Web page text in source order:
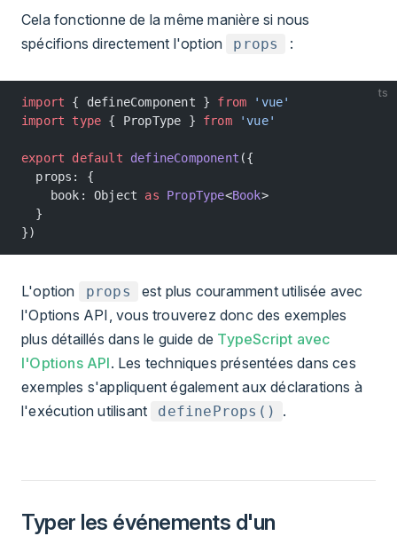
Cela fonctionne de la même manière si nous
spécifions directement l'option
props :
ts
import { defineComponent } from 'vue'
import type { PropType } from 'vue'
export default defineComponent ({
  props: {
    book: Object
as PropType<Book>
  }
})
L'option props
est plus couramment utilisée avec
l'Options API, vous trouverez donc des exemples
plus détaillés dans le guide de TypeScript avec
l'Options API. Les techniques présentées dans ces
exemples s'appliquent également aux déclarations à
l'exécution utilisant
defineProps() .
Typer les événements d'un